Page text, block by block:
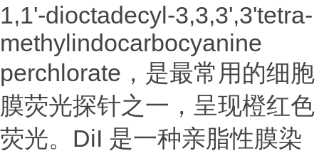
1,1'-dioctadecyl-3,3,3',3'tetra-
methylindocarbocyanine
perchlorate，是最常用的细胞
膜荧光探针之一，呈现橙红色
荧光。DiI 是一种亲脂性膜染